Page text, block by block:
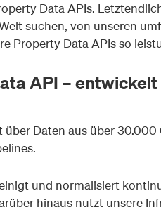
Data APIs.
suchen, von unseren
Property Data APIs so
API –
Daten aus über
und normalisiert
hinaus nutzt unsere